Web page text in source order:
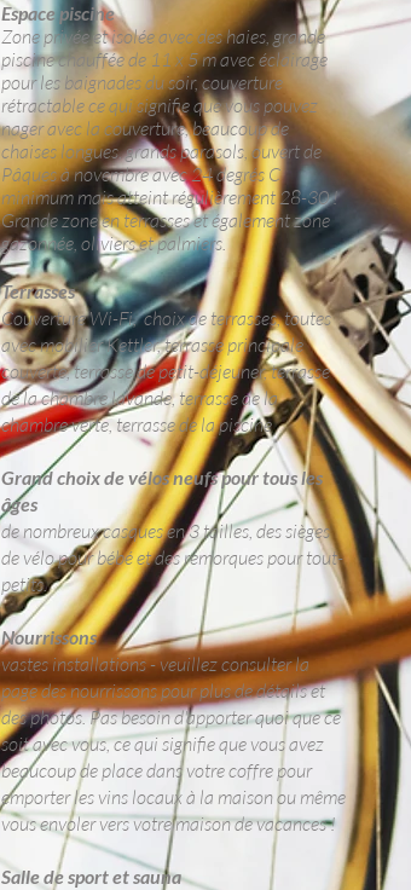
Espace piscine
Zone privée et isolée avec des haies, grande
piscine chauffée de 11 x 5 m avec éclairage
pour les baignades du soir, couverture
rétractable ce qui signifie que vous pouvez
nager avec la couverture, beaucoup de
chaises longues, grands parasols, ouvert de
Pâques à novembre avec 24 degrés C
minimum mais atteint régulièrement 28-30 !
Grande zone en terrasses et également zone
gazonnée, oliviers et palmiers.
Terrasses
Couverture Wi-Fi, choix de terrasses, toutes
avec mobilier Kettler, terrasse principale
couverte, terrasse de petit-déjeuner, terrasse
de la chambre lavande, terrasse de la
chambre verte, terrasse de la piscine
Grand choix de vélos neufs pour tous les
âges
de nombreux casques en 3 tailles, des sièges
de vélo pour bébé et des remorques pour tout-
petits.
Nourrissons
vastes installations - veuillez consulter la
page des nourrissons pour plus de détails et
des photos. Pas besoin d'apporter quoi que ce
soit avec vous, ce qui signifie que vous avez
beaucoup de place dans votre coffre pour
emporter les vins locaux à la maison ou même
vous envoler vers votre maison de vacances !
Salle de sport et sauna